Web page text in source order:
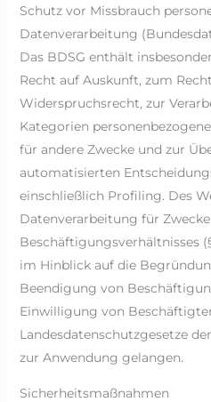
Schutz vor Missbrauch
Datenverarbeitung
Das BDSG enthält
Recht auf Auskunft, zum
Widerspruchsrecht, zur
Kategorien
für andere Zwecke und zur
automatisierten
einschließlich Profiling. Des
Datenverarbeitung für
Beschäftigungsverhältnisses
im Hinblick auf die
Beendigung von
Einwilligung von
Landesdatenschutzgesetze
zur Anwendung gelangen.
Sicherheitsmaßnahmen